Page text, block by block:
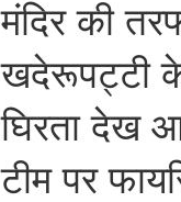
मंदिर की
खदेरूपट्टी के
घिरता देख
टीम पर